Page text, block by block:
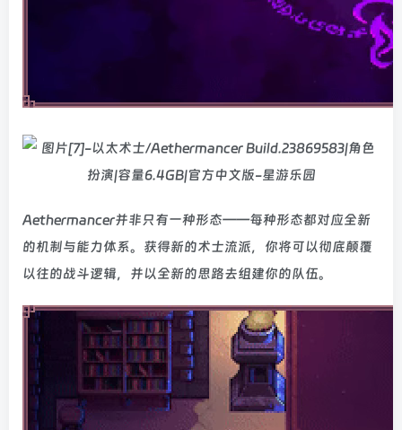
Aethermancer并非只有一种形态——每种形态都对应全新
的机制与能力体系。获得新的术士流派，你将可以彻底颠覆
以往的战斗逻辑，并以全新的思路去组建你的队伍。